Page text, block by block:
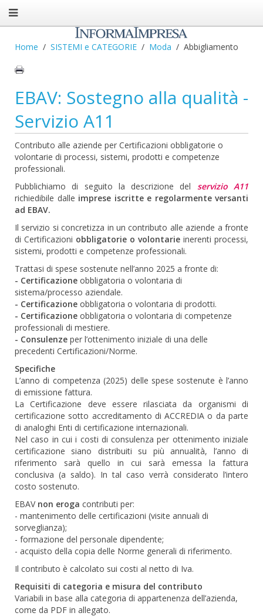
Home SISTEMI e CATEGORIE Moda Abbigliamento
EBAV: Sostegno alla qualità -
Servizio A11
Contributo alle aziende per Certificazioni obbligatorie o
volontarie di processi, sistemi, prodotti e competenze
professionali.
Pubblichiamo di seguito la descrizione del servizio A11
richiedibile dalle imprese iscritte e regolarmente versanti
ad EBAV.
Il servizio si concretizza in un contributo alle aziende a fronte
di Certificazioni obbligatorie o volontarie inerenti processi,
sistemi, prodotti e competenze professionali.
Trattasi di spese sostenute nell’anno 2025 a fronte di:
- Certificazione obbligatoria o volontaria di
sistema/processo aziendale.
- Certificazione obbligatoria o volontaria di prodotti.
- Certificazione obbligatoria o volontaria di competenze
professionali di mestiere.
- Consulenze per l’ottenimento iniziale di una delle
precedenti Certificazioni/Norme.
Specifiche
L’anno di competenza (2025) delle spese sostenute è l’anno
di emissione fattura.
La Certificazione deve essere rilasciata da organismi di
certificazione sotto accreditamento di ACCREDIA o da parte
di analoghi Enti di certificazione internazionali.
Nel caso in cui i costi di consulenza per ottenimento iniziale
certificazione siano distribuiti su più annualità, l’anno di
riferimento sarà quello in cui sarà emessa la fattura
conclusiva (a saldo). In tal caso verrà considerato l’intero
costo sostenuto.
EBAV non eroga contributi per:
- mantenimento delle certificazioni (visite annuali di
sorveglianza);
- formazione del personale dipendente;
- acquisto della copia delle Norme generali di riferimento.
Il contributo è calcolato sui costi al netto di Iva.
Requisiti di categoria e misura del contributo
Variabili in base alla categoria di appartenenza dell’azienda,
come da PDF in allegato.